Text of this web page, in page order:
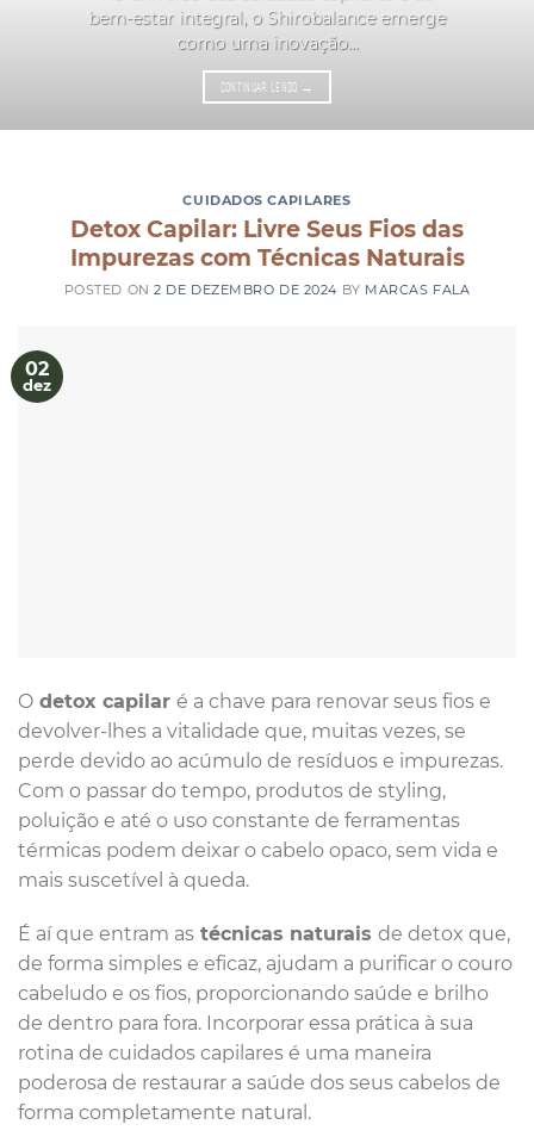
bem-estar integral, o Shirobalance emerge
como uma inovação...
CONTINUAR LENDO →
CUIDADOS CAPILARES
Detox Capilar: Livre Seus Fios das
Impurezas com Técnicas Naturais
POSTED ON2 DE DEZEMBRO DE 2024 BY MARCAS FALA
02
dez
O detox capilar é a chave para renovar seus fios e
devolver-lhes a vitalidade que, muitas vezes, se
perde devido ao acúmulo de resíduos e impurezas.
Com o passar do tempo, produtos de styling,
poluição e até o uso constante de ferramentas
térmicas podem deixar o cabelo opaco, sem vida e
mais suscetível à queda.
É aí que entram as técnicas naturais de detox que,
de forma simples e eficaz, ajudam a purificar o couro
cabeludo e os fios, proporcionando saúde e brilho
de dentro para fora. Incorporar essa prática à sua
rotina de cuidados capilares é uma maneira
poderosa de restaurar a saúde dos seus cabelos de
forma completamente natural.